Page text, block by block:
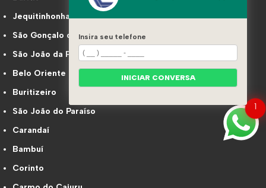
Jequitinhonha
São Gonçalo do Sapucaí
São João da Ponte
Belo Oriente
Buritizeiro
São João do Paraíso
Carandaí
Bambuí
Corinto
1
Insira seu telefone
INICIAR CONVERSA